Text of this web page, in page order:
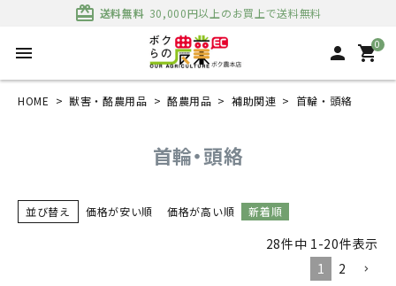
card_giftcard 送料無料 30,000円以上のお買上で送料無料
menu person 0
shopping_cart
HOME 獣害・酪農用品 酪農用品 補助関連 首輪・頭絡
首輪・頭絡
並び替え 価格が安い順 価格が高い順 新着順
28件中 1-20件表示
1
2